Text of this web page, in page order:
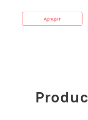
Agregar